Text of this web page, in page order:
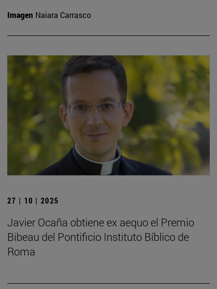
Imagen Naiara Carrasco
27 | 10 | 2025
Javier Ocaña obtiene ex aequo el Premio
Bibeau del Pontificio Instituto Bíblico de
Roma